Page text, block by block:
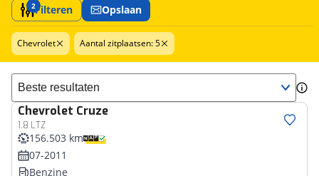
2Filteren Opslaan
Chevrolet Aantal zitplaatsen: 5
Sorteer resultaten
Chevrolet Cruze
1.8 LTZ
156.503 km
07-2011
Benzine